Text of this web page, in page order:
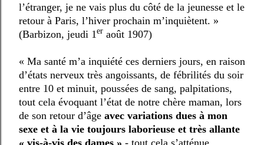
l’étranger, je ne vais plus du côté de la jeunesse et le
retour à Paris, l’hiver prochain m’inquiètent. »
(Barbizon, jeudi 1 er août 1907)
« Ma santé m’a inquiété ces derniers jours, en raison
d’états nerveux très angoissants, de fébrilités du soir
entre 10 et minuit, poussées de sang, palpitations,
tout cela évoquant l’état de notre chère maman, lors
de son retour d’âge avec variations dues à mon
sexe et à la vie toujours laborieuse et très allante
« vis-à-vis des dames » - tout cela s’atténue,